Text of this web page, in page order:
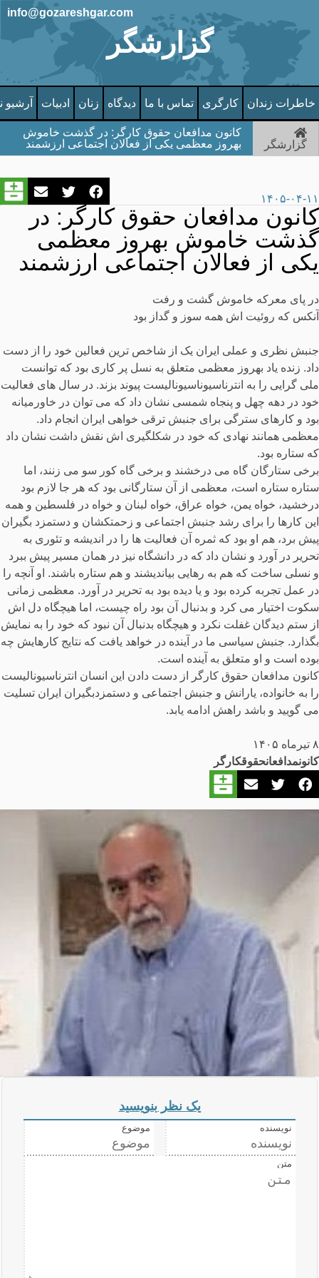
گزارشگر
info@gozareshgar.com
خاطرات زندان کارگری تماس با ما دیدگاه زنان ادبیات آرشیو
گزارشگر
کانون مدافعان حقوق کارگر: در گذشت خاموش
بهروز معظمی یکی از فعالان اجتماعی ارزشمند
۱۴۰۵-۰۴-۱۱
کانون مدافعان حقوق کارگر: در
گذشت خاموش بهروز معظمی
یکی از فعالان اجتماعی ارزشمند
در پای معرکه خاموش گشت و رفت
آنکس که روئیت اش همه سوز و گداز بود
جنبش نظری و عملی ایران یک از شاخص ترین فعالین خود را از دست
داد. زنده یاد بهروز معظمی متعلق به نسل پر کاری بود که توانست
ملی گرایی را به انترناسیوناسیونالیست پیوند بزند. در سال های فعالیت
خود در دهه چهل و پنجاه شمسی نشان داد که می توان در خاورمیانه
بود و کارهای سترگی برای جنبش ترقی خواهی ایران انجام داد.
معظمی همانند نهادی که خود در شکلگیری اش نقش داشت نشان داد
که ستاره بود.
برخی ستارگان گاه می درخشند و برخی گاه کور سو می زنند، اما
ستاره ستاره است، معظمی از آن ستارگانی بود که هر جا لازم بود
درخشید، خواه یمن، خواه عراق، خواه لبنان و خواه در فلسطین و همه
این کارها را برای رشد جنبش اجتماعی و زحمتکشان و دستمزد بگیران
پیش برد، هم او بود که ثمره آن فعالیت ها را در اندیشه و تئوری به
تحریر در آورد و نشان داد که در دانشگاه نیز در همان مسیر پیش ببرد
و نسلی ساخت که هم به رهایی بیاندیشند و هم ستاره باشند. او آنچه را
در عمل تجربه کرده بود و یا دیده بود به تحریر در آورد. معظمی زمانی
سکوت اختیار می کرد و بدنبال آن بود راه چیست، اما هیچگاه دل اش
از ستم دیدگان غفلت نکرد و هیچگاه بدنبال آن نبود که خود را به نمایش
بگذارد. جنبش سیاسی ما در آینده در خواهد یافت که نتایج کارهایش چه
بوده است و او متعلق به آینده است.
کانون مدافعان حقوق کارگر از دست دادن این انسان انترناسیونالیست
را به خانواده، یارانش و جنبش اجتماعی و دستمزدبگیران ایران تسلیت
می گویید و باشد راهش ادامه یابد.
۸ تیرماه ۱۴۰۵
کانونمدافعانحقوقکارگر
یک نظر بنویسید
نویسنده موضوع
متن